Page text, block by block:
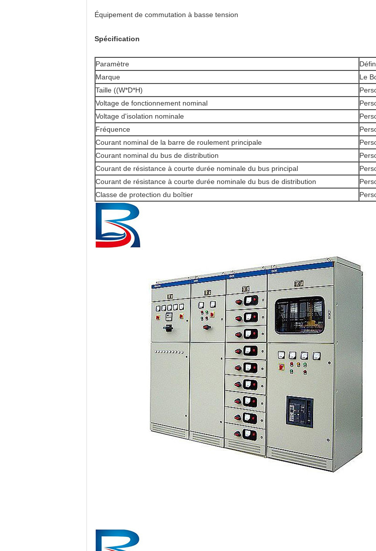
Équipement de commutation à basse tension
Spécification
Paramètre
Marque
Le
Taille ((W*D*H)
Voltage de fonctionnement nominal
Voltage d'isolation nominale
Fréquence
Courant nominal de la barre de roulement principale
Courant nominal du bus de distribution
Courant de résistance à courte durée nominale du bus principal
Courant de résistance à courte durée nominale du bus de distribution
Classe de protection du boîtier